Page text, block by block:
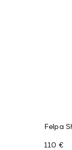
Felpa
110 €